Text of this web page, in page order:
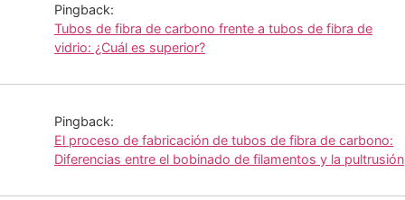
Pingback:
Tubos de fibra de carbono frente a tubos de fibra de
vidrio: ¿Cuál es superior?
Pingback:
El proceso de fabricación de tubos de fibra de carbono:
Diferencias entre el bobinado de filamentos y la pultrusión